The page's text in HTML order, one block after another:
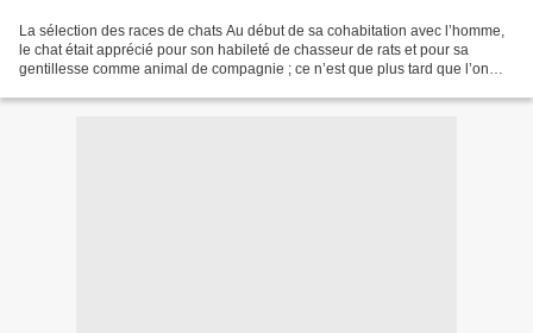
La sélection des races de chats Au début de sa cohabitation avec l’homme,
le chat était apprécié pour son habileté de chasseur de rats et pour sa
gentillesse comme animal de compagnie ; ce n’est que plus tard que l’on